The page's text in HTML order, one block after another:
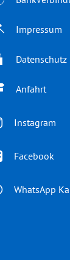
Impressum
Datenschutz
Anfahrt
Instagram
Facebook
WhatsApp